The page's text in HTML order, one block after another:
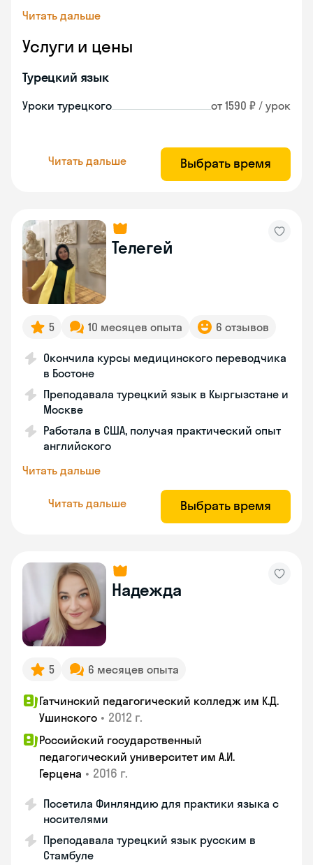
Читать дальше
Услуги и цены
Турецкий язык
Уроки турецкого от 1590 ₽ / урок
Читать дальше Выбрать время
Телегей
5 10 месяцев опыта 6 отзывов
Окончила курсы медицинского переводчика
в Бостоне
Преподавала турецкий язык в Кыргызстане и
Москве
Работала в США, получая практический опыт
английского
Читать дальше
Читать дальше Выбрать время
Надежда
5 6 месяцев опыта
Гатчинский педагогический колледж им К.Д.
Ушинского • 2012 г.
Российский государственный
педагогический университет им А.И.
Герцена • 2016 г.
Посетила Финляндию для практики языка с
носителями
Преподавала турецкий язык русским в
Стамбуле